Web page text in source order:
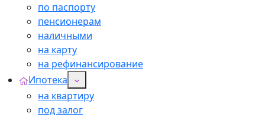
по паспорту
пенсионерам
наличными
на карту
на рефинансирование
Ипотека
на квартиру
под залог